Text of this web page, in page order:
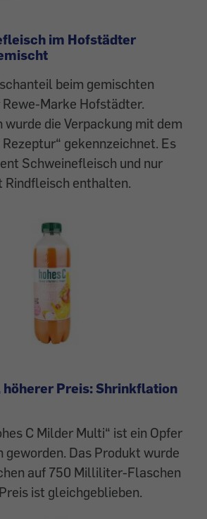
im Hofstädter
beim gemischten
Marke Hofstädter.
die Verpackung mit dem
gekennzeichnet. Es
Schweinefleisch und nur
Rindfleisch enthalten.
höherer Preis: Shrinkflation
C Milder Multi“ ist ein Opfer
Das Produkt wurde
auf 750 Milliliter-Flaschen
ist gleichgeblieben.